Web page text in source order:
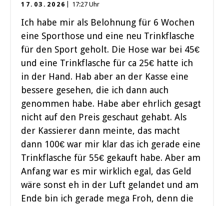
17.03.2026 17:27 Uhr
Ich habe mir als Belohnung für 6 Wochen
eine Sporthose und eine neu Trinkflasche
für den Sport geholt. Die Hose war bei 45€
und eine Trinkflasche für ca 25€ hatte ich
in der Hand. Hab aber an der Kasse eine
bessere gesehen, die ich dann auch
genommen habe. Habe aber ehrlich gesagt
nicht auf den Preis geschaut gehabt. Als
der Kassierer dann meinte, das macht
dann 100€ war mir klar das ich gerade eine
Trinkflasche für 55€ gekauft habe. Aber am
Anfang war es mir wirklich egal, das Geld
wäre sonst eh in der Luft gelandet und am
Ende bin ich gerade mega Froh, denn die